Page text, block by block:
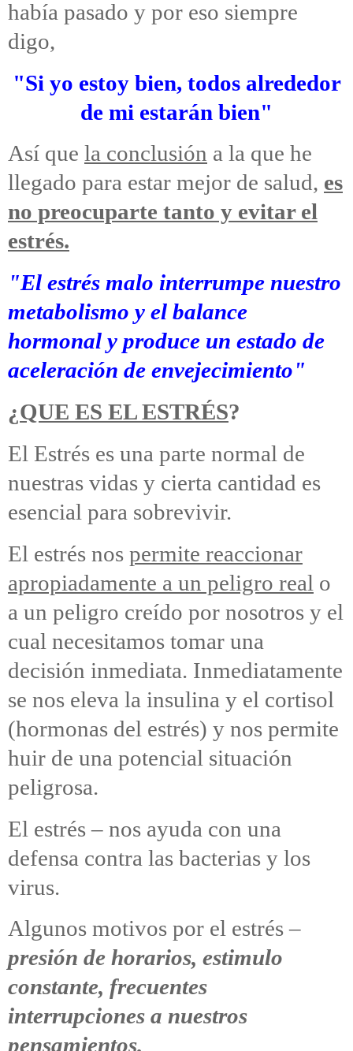
había pasado y por eso siempre
digo,
"Si yo estoy bien, todos alrededor
de mi estarán bien"
Así que la conclusión a la que he
llegado para estar mejor de salud, es
no preocuparte tanto y evitar el
estrés.
"El estrés malo interrumpe nuestro
metabolismo y el balance
hormonal y produce un estado de
aceleración de envejecimiento"
¿QUE ES EL ESTRÉS?
El Estrés es una parte normal de
nuestras vidas y cierta cantidad es
esencial para sobrevivir.
El estrés nos permite reaccionar
apropiadamente a un peligro real o
a un peligro creído por nosotros y el
cual necesitamos tomar una
decisión inmediata. Inmediatamente
se nos eleva la insulina y el cortisol
(hormonas del estrés) y nos permite
huir de una potencial situación
peligrosa.
El estrés – nos ayuda con una
defensa contra las bacterias y los
virus.
Algunos motivos por el estrés –
presión de horarios, estimulo
constante, frecuentes
interrupciones a nuestros
pensamientos.